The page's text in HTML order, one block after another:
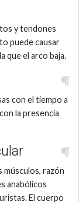
y tendones
puede causar
que el arco baja.
con el tiempo a
la presencia
músculos, razón
anabólicos
El cuerpo